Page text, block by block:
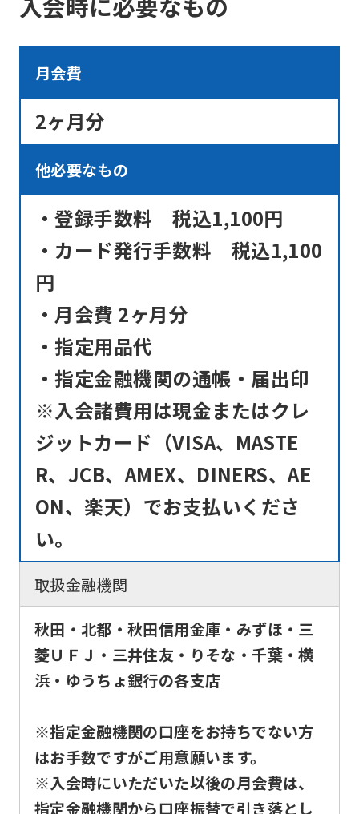
月会費
2ヶ月分
他必要なもの
・登録手数料 税込1,100円
・カード発行手数料 税込1,100
円
・月会費 2ヶ月分
・指定用品代
・指定金融機関の通帳・届出印
※入会諸費用は現金またはクレ
ジットカード（VISA、MASTE
R、JCB、AMEX、DINERS、AE
ON、楽天）でお支払いくださ
い。
取扱金融機関
秋田・北都・秋田信用金庫・みずほ・三
菱ＵＦＪ・三井住友・りそな・千葉・横
浜・ゆうちょ銀行の各支店
※指定金融機関の口座をお持ちでない方
はお手数ですがご用意願います。
※入会時にいただいた以後の月会費は、
指定金融機関から口座振替で引き落とし
it
may
be
accurate
The
translation
may
from
the
content.
We
that
you
fully
this
using
the
service.